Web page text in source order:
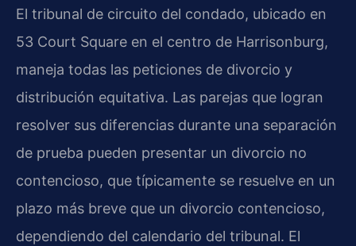
El tribunal de circuito del condado, ubicado en
53 Court Square en el centro de Harrisonburg,
maneja todas las peticiones de divorcio y
distribución equitativa. Las parejas que logran
resolver sus diferencias durante una separación
de prueba pueden presentar un divorcio no
contencioso, que típicamente se resuelve en un
plazo más breve que un divorcio contencioso,
dependiendo del calendario del tribunal. El